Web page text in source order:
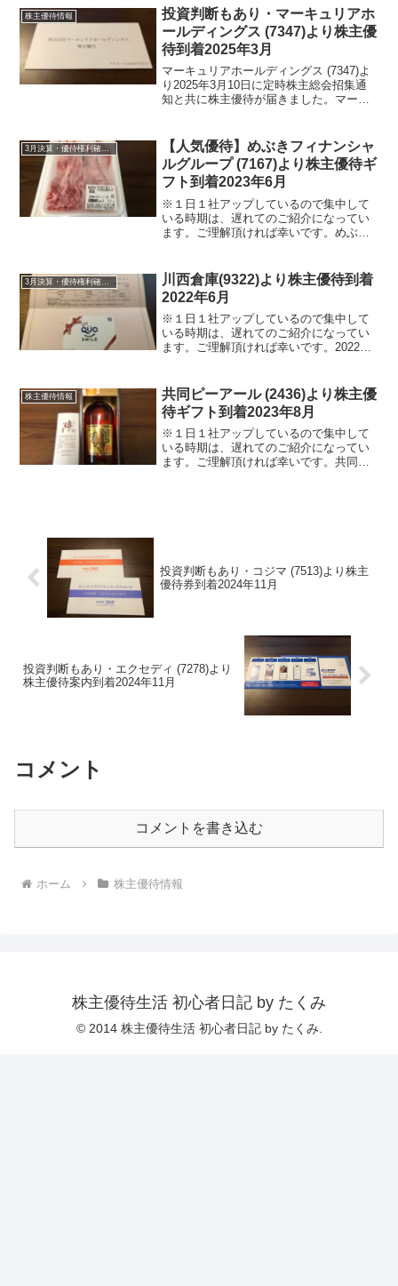
て 銘柄紹介まず銘柄について簡単にご
紹...
株主優待情報
投資判断もあり・マーキュリアホ
ールディングス (7347)より株主優
待到着2025年3月
マーキュリアホールディングス (7347)よ
り2025年3月10日に定時株主総会招集通
知と共に株主優待が届きました。マーキ
紹介いたします。マーキュリアホールデ
ィン...
3月決算・優待権利確定銘柄
【人気優待】めぶきフィナンシャ
ルグループ (7167)より株主優待ギ
フト到着2023年6月
※１日１社アップしているので集中して
いる時期は、遅れてのご紹介になってい
ます。ご理解頂ければ幸いです。めぶき
待ギフトが届きました。めぶきフィナン
シャル...
川西倉庫(9322)より株主優待到着
2022年6月
※１日１社アップしているので集中して
いる時期は、遅れてのご紹介になってい
ます。ご理解頂ければ幸いです。2022年6
共に株主優待が届きました。川西倉庫
(9322)...
株主優待情報
共同ピーアール (2436)より株主優
待ギフト到着2023年8月
※１日１社アップしているので集中して
いる時期は、遅れてのご紹介になってい
ます。ご理解頂ければ幸いです。共同ピ
投資判断もあり・コジマ (7513)より株主
優待券到着2024年11月
投資判断もあり・エクセディ (7278)より
株主優待案内到着2024年11月
コメント
コメントを書き込む
ホーム 株主優待情報
株主優待生活 初心者日記 by たくみ
© 2014 株主優待生活 初心者日記 by たくみ.